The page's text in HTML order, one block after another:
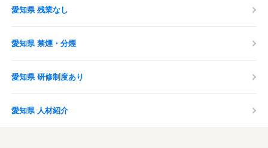
愛知県 残業なし
愛知県 禁煙・分煙
愛知県 研修制度あり
愛知県 人材紹介